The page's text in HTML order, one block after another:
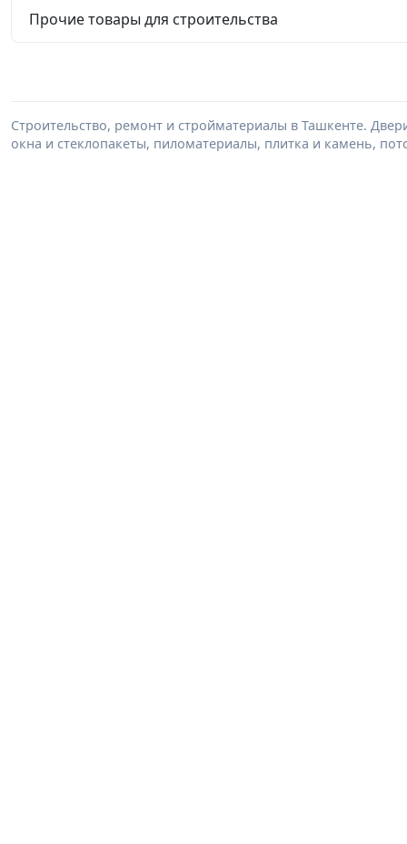
Прочие товары для строительства
Строительство, ремонт и стройматериалы в Ташкенте.
окна и стеклопакеты, пиломатериалы, плитка и камень,